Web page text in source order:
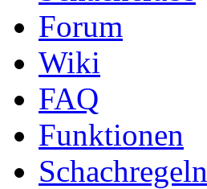
Forum
Wiki
FAQ
Funktionen
Schachregeln